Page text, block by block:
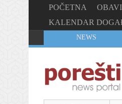
POČETNA
KALENDAR
NEWS